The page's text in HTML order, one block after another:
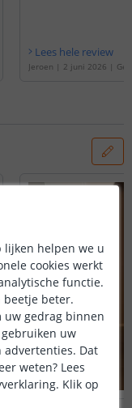
Lees hele review
Jeroen | 2 juni 2026 |
lijken helpen we u
cookies werkt
functie.
beetje beter.
uw gedrag binnen
uw
advertenties. Dat
weten? Lees
Klik op